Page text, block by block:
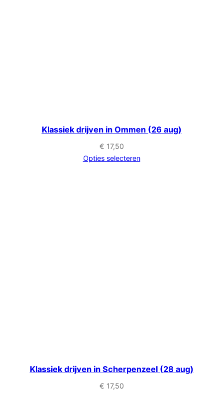
Klassiek drijven in Ommen (26 aug)
€ 17,50
Opties selecteren
Klassiek drijven in Scherpenzeel (28 aug)
€ 17,50